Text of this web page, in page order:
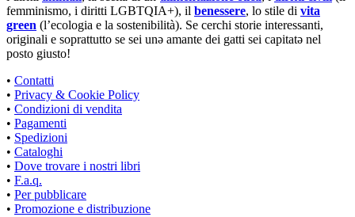
femminismo, i diritti LGBTQIA+), il benessere, lo stile di vita
green (l’ecologia e la sostenibilità). Se cerchi storie interessanti,
originali e soprattutto se sei unə amante dei gatti sei capitatə nel
posto giusto!
• Contatti
• Privacy & Cookie Policy
• Condizioni di vendita
• Pagamenti
• Spedizioni
• Cataloghi
• Dove trovare i nostri libri
• F.a.q.
• Per pubblicare
• Promozione e distribuzione